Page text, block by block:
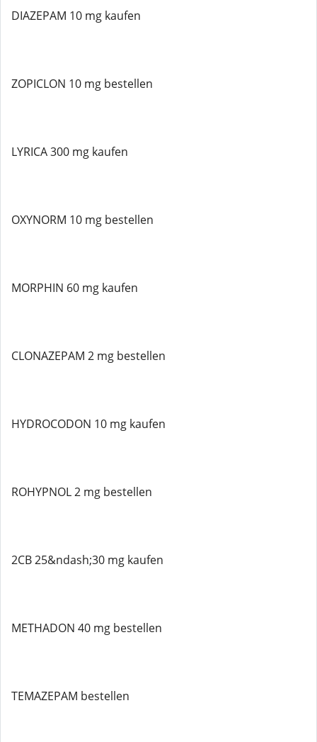
DIAZEPAM 10 mg kaufen
ZOPICLON 10 mg bestellen
LYRICA 300 mg kaufen
OXYNORM 10 mg bestellen
MORPHIN 60 mg kaufen
CLONAZEPAM 2 mg bestellen
HYDROCODON 10 mg kaufen
ROHYPNOL 2 mg bestellen
2CB 25&ndash;30 mg kaufen
METHADON 40 mg bestellen
TEMAZEPAM bestellen